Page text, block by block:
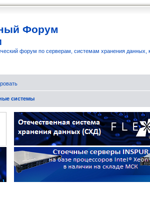
Форум
форум по серверам, системам хранения данных,
системы